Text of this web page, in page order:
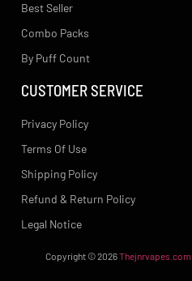
Best Seller
Combo Packs
By Puff Count
CUSTOMER SERVICE
Privacy Policy
Terms Of Use
Shipping Policy
Refund & Return Policy
Legal Notice
Copyright © 2026Thejnrvapes.com